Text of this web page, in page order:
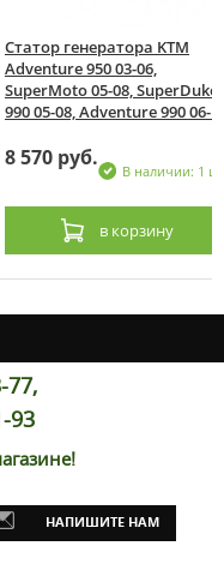
Статор генератора KTM
Adventure 950 03-06,
SuperMoto 05-08, SuperDuke
990 05-08, Adventure 990 06-
8 570 руб.
В наличии: 1
в корзину
77,
93
НАПИШИТЕ НАМ